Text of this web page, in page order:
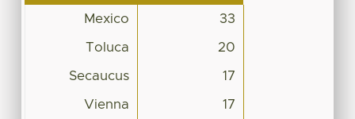
Mexico 33
Toluca 20
Secaucus 17
Vienna 17